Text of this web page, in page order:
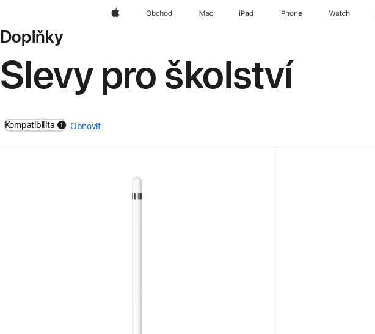
AppleObchod Mac iPad iPhone Watch
Doplňky
Slevy pro školství
Kompatibilita 1
filters active Obnovit